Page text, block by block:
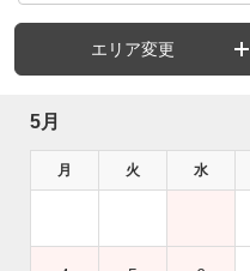
エリア変更
5月
月 火 水